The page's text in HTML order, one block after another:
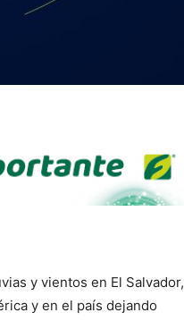
y vientos en El Salvador,
y en el país dejando